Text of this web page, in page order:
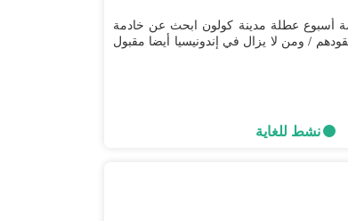
2 راشدين (كل العمل للرب العمل) 1 طفل (10 سنوات) غرفة خاصة أسبوع عطلة مدينة كولون ابحث عن خادمة
/ ومن لا يزال في إندونيسيا أيضا مقبول
نشط للغاية